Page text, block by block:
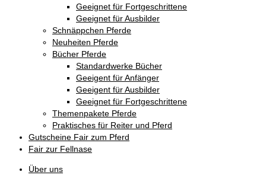
Geeignet für Fortgeschrittene
Geeignet für Ausbilder
Schnäppchen Pferde
Neuheiten Pferde
Bücher Pferde
Standardwerke Bücher
Geeigent für Anfänger
Geeigent für Ausbilder
Geeignet für Fortgeschrittene
Themenpakete Pferde
Praktisches für Reiter und Pferd
Gutscheine Fair zum Pferd
Fair zur Fellnase
Über uns